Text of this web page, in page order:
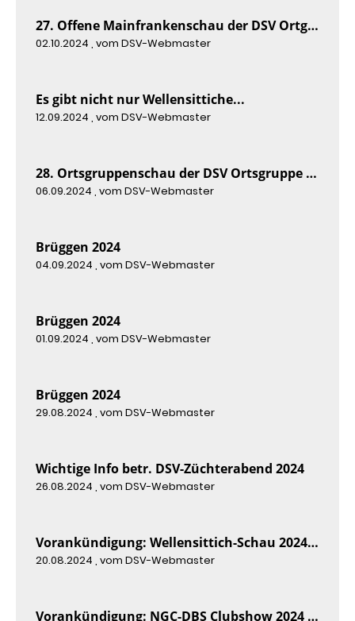
27. Offene Mainfrankenschau der DSV Ortgruppe Würzburg 2024
02.10.2024 , vom DSV-Webmaster
Es gibt nicht nur Wellensittiche...
12.09.2024 , vom DSV-Webmaster
28. Ortsgruppenschau der DSV Ortsgruppe Trier 2024
06.09.2024 , vom DSV-Webmaster
Brüggen 2024
04.09.2024 , vom DSV-Webmaster
Brüggen 2024
01.09.2024 , vom DSV-Webmaster
Brüggen 2024
29.08.2024 , vom DSV-Webmaster
Wichtige Info betr. DSV-Züchterabend 2024
26.08.2024 , vom DSV-Webmaster
Vorankündigung: Wellensittich-Schau 2024 in Ouve-Wirouin, F
20.08.2024 , vom DSV-Webmaster
Vorankündigung: NGC-DBS Clubshow 2024 in Hapert